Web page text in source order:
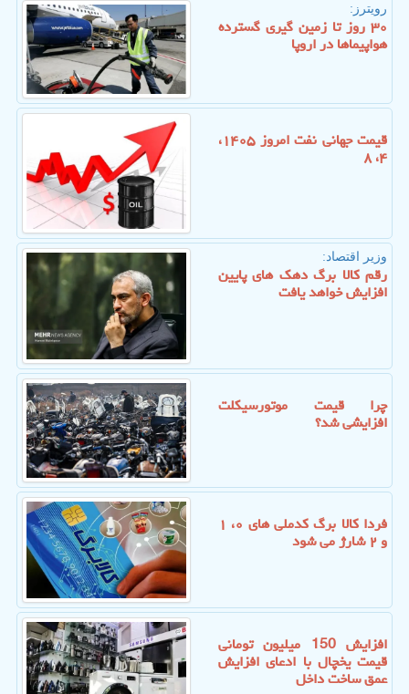
رویترز:
۳۰ روز تا زمین گیری گسترده
هواپیماها در اروپا
قیمت جهانی نفت امروز ۱۴۰۵،
۴، ۸
وزیر اقتصاد:
رقم کالا برگ دهک های پایین
افزایش خواهد یافت
چرا قیمت موتورسیکلت
افزایشی شد؟
فردا کالا برگ کدملی های ۰، ۱
و ۲ شارژ می شود
افزایش 150 میلیون تومانی
قیمت یخچال با ادعای افزایش
عمق ساخت داخل